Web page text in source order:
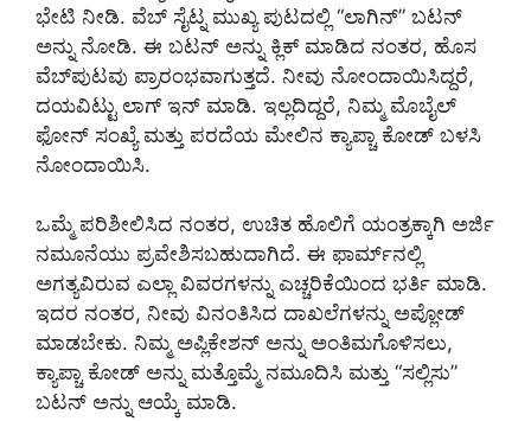
ಭೇಟಿ ನೀಡಿ. ವೆಬ್ ಸೈಟ್ನ ಮುಖ್ಯ ಪುಟದಲ್ಲಿ “ಲಾಗಿನ್” ಬಟನ್
ಅನ್ನು ನೋಡಿ. ಈ ಬಟನ್ ಅನ್ನು ಕ್ಲಿಕ್ ಮಾಡಿದ ನಂತರ, ಹೊಸ
ವೆಬ್‌ಪುಟವು ಪ್ರಾರಂಭವಾಗುತ್ತದೆ. ನೀವು ನೋಂದಾಯಿಸಿದ್ದರೆ,
ದಯವಿಟ್ಟು ಲಾಗ್ ಇನ್ ಮಾಡಿ. ಇಲ್ಲದಿದ್ದರೆ, ನಿಮ್ಮ ಮೊಬೈಲ್
ಫೋನ್ ಸಂಖ್ಯೆ ಮತ್ತು ಪರದೆಯ ಮೇಲಿನ ಕ್ಯಾಪ್ಚಾ ಕೋಡ್ ಬಳಸಿ
ನೋಂದಾಯಿಸಿ.
ಒಮ್ಮೆ ಪರಿಶೀಲಿಸಿದ ನಂತರ, ಉಚಿತ ಹೊಲಿಗೆ ಯಂತ್ರಕ್ಕಾಗಿ ಅರ್ಜಿ
ನಮೂನೆಯು ಪ್ರವೇಶಿಸಬಹುದಾಗಿದೆ. ಈ ಫಾರ್ಮ್‌ನಲ್ಲಿ
ಅಗತ್ಯವಿರುವ ಎಲ್ಲಾ ವಿವರಗಳನ್ನು ಎಚ್ಚರಿಕೆಯಿಂದ ಭರ್ತಿ ಮಾಡಿ.
ಇದರ ನಂತರ, ನೀವು ವಿನಂತಿಸಿದ ದಾಖಲೆಗಳನ್ನು ಅಪ್ಲೋಡ್
ಮಾಡಬೇಕು. ನಿಮ್ಮ ಅಪ್ಲಿಕೇಶನ್ ಅನ್ನು ಅಂತಿಮಗೊಳಿಸಲು,
ಕ್ಯಾಪ್ಚಾ ಕೋಡ್ ಅನ್ನು ಮತ್ತೊಮ್ಮೆ ನಮೂದಿಸಿ ಮತ್ತು “ಸಲ್ಲಿಸು”
ಬಟನ್ ಅನ್ನು ಆಯ್ಕೆ ಮಾಡಿ.